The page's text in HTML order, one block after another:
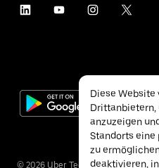
© 2026 Uber Technologies Inc.
Diese Website
Drittanbietern,
anzuzeigen
Standorts
zu
deaktivieren,